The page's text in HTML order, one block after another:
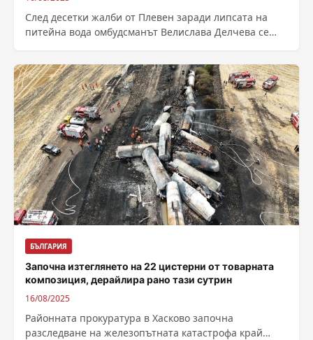
След десетки жалби от Плевен заради липсата на
питейна вода омбудсманът Велислава Делчева се
БЪЛГАРИЯ
Започна изтеглянето на 22 цистерни от товарната
композиция, дерайлира рано тази сутрин
16/08/2025
Районната прокуратура в Хасково започна
разследване на железопътната катастрофа край